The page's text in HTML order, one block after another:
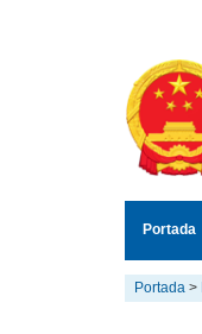
Portada
Portada >